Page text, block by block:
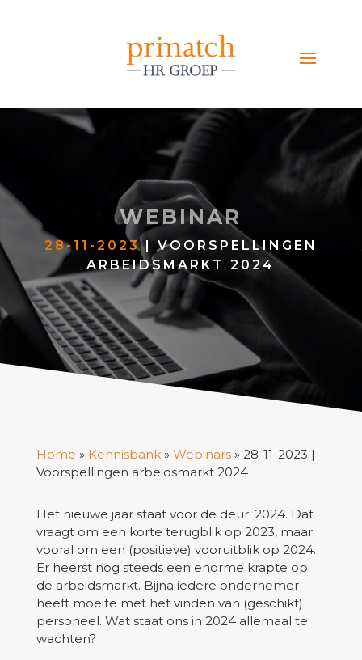
WEBINAR
28-11-2023| VOORSPELLINGEN
ARBEIDSMARKT 2024
Home » Kennisbank» Webinars» 28-11-2023 |
Voorspellingen arbeidsmarkt 2024
Het nieuwe jaar staat voor de deur: 2024. Dat
vraagt om een korte terugblik op 2023, maar
vooral om een (positieve) vooruitblik op 2024.
Er heerst nog steeds een enorme krapte op
de arbeidsmarkt. Bijna iedere ondernemer
heeft moeite met het vinden van (geschikt)
personeel. Wat staat ons in 2024 allemaal te
wachten?